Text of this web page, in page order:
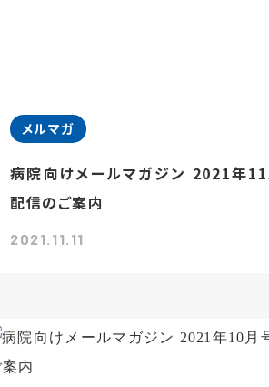
メルマガ
病院向けメールマガジン 2021年
配信のご案内
2021.11.11